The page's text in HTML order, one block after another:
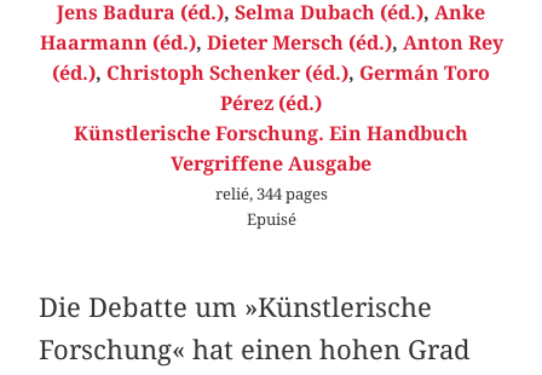
Jens Badura (éd.), Selma Dubach (éd.), Anke
Haarmann (éd.), Dieter Mersch (éd.), Anton Rey
(éd.), Christoph Schenker (éd.), Germán Toro
Pérez (éd.)
Künstlerische Forschung. Ein Handbuch
Vergriffene Ausgabe
relié, 344 pages
Epuisé
Die Debatte um »Künstlerische
Forschung« hat einen hohen Grad